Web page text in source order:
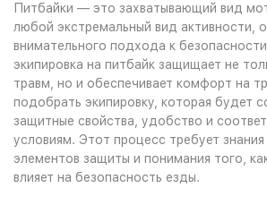
Питбайки — это захватывающий вид
любой экстремальный вид активности,
внимательного подхода к
экипировка на питбайк защищает не
травм, но и обеспечивает комфорт на
подобрать экипировку, которая будет
защитные свойства, удобство и
условиям. Этот процесс требует
элементов защиты и понимания того,
влияет на безопасность езды.